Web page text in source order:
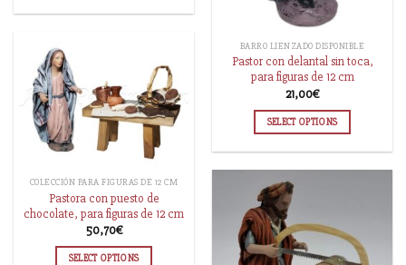
BARRO LIENZADO DISPONIBLE
Pastor con delantal sin toca,
para figuras de 12 cm
21,00€
SELECT OPTIONS
COLECCIÓN PARA FIGURAS DE 12 CM
Pastora con puesto de
chocolate, para figuras de 12 cm
50,70€
SELECT OPTIONS